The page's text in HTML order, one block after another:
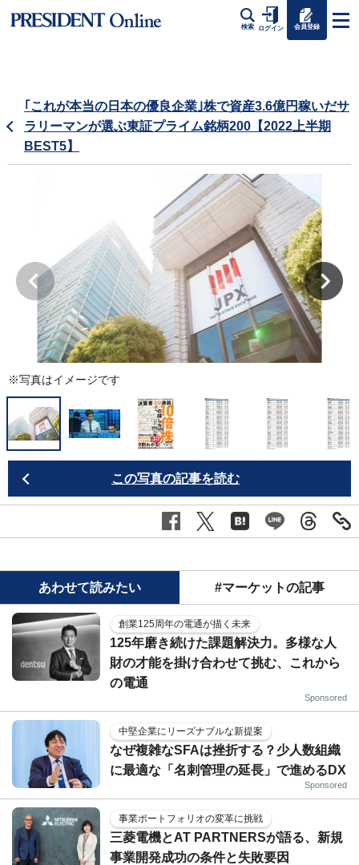
検索 ログイン 会員登録
｢これが本当の日本の優良企業｣株で資産3.6億円稼いだサ
ラリーマンが選ぶ東証プライム銘柄200【2022上半期
BEST5】
※写真はイメージです
この写真の記事を読む
あわせて読みたい #マーケットの記事
創業125周年の電通が描く未来
125年磨き続けた課題解決力。多様な人
財の才能を掛け合わせて挑む、これから
の電通
Sponsored
中堅企業にリーズナブルな新提案
なぜ複雑なSFAは挫折する？少人数組織
に最適な「名刺管理の延長」で進めるDX
Sponsored
事業ポートフォリオの変革に挑戦
三菱電機とAT PARTNERSが語る、新規
事業開発成功の条件と失敗要因